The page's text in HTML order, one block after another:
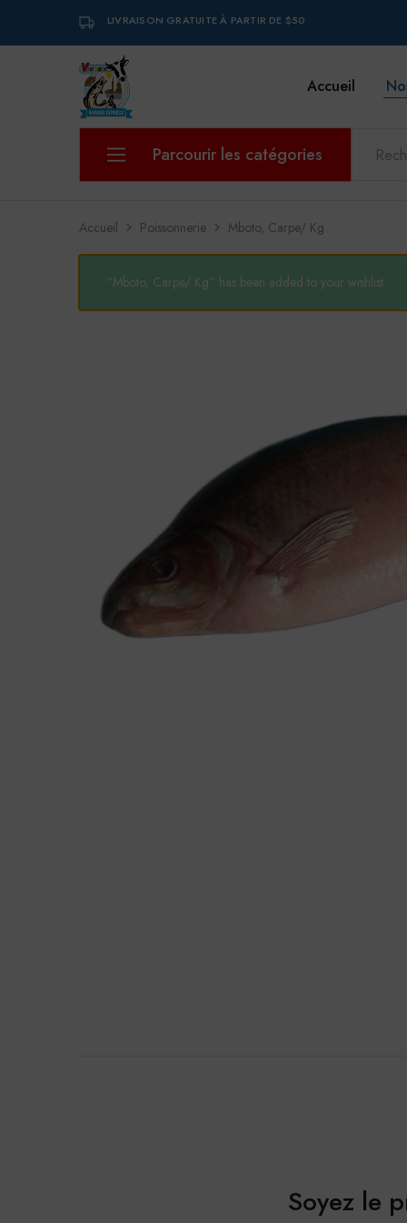
LIVRAISON GRATUITE À PARTIR DE $50
VIVREX Accueil
Parcourir les catégories
Boissons et eaux
Boucherie
Fruits et légumes
Graines et noix
Insectes comestibles
Poissonnerie
Produits laitiers
Accueil Poissonnerie Mboto, Carpe/ Kg
“Mboto, Carpe/ Kg” has been added to your wishlist
Soyez le